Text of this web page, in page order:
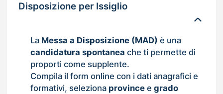
Disposizione per Issiglio
La Messa a Disposizione (MAD) è una
candidatura spontanea che ti permette di
proporti come supplente.
Compila il form online con i dati anagrafici e
formativi, seleziona provincee grado